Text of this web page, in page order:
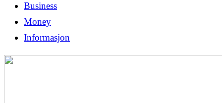
Business
Money
Informasjon